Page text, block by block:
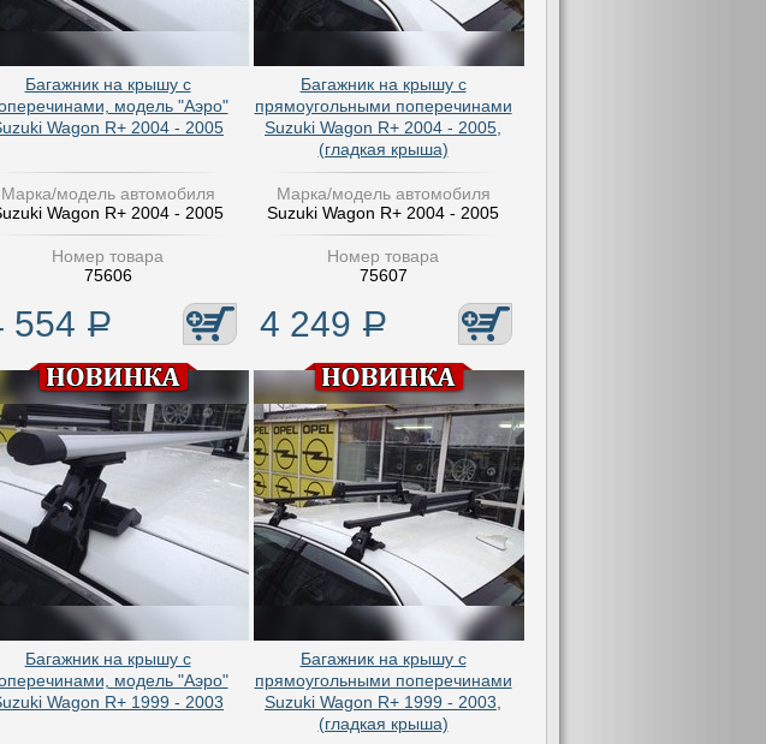
Багажник на крышу с
модель "Аэро"
Wagon R+ 2004 - 2005
Марка/модель автомобиля
Wagon R+ 2004 - 2005
Номер товара
75606
554 Р
Багажник на крышу с
прямоугольными поперечинами
Suzuki Wagon R+ 2004 - 2005,
(гладкая крыша)
Марка/модель автомобиля
Suzuki Wagon R+ 2004 - 2005
Номер товара
75607
4 249 Р
Багажник на крышу с
модель "Аэро"
Wagon R+ 1999 - 2003
Багажник на крышу с
прямоугольными поперечинами
Suzuki Wagon R+ 1999 - 2003,
(гладкая крыша)